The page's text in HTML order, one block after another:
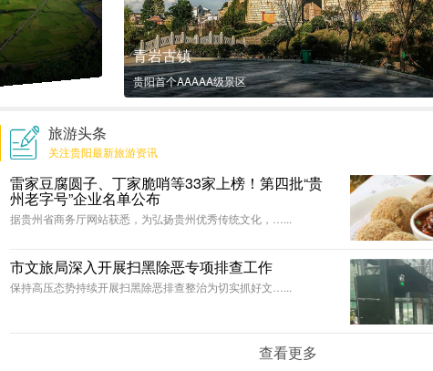
贵阳首个AAAAA级景区
青岩古镇
旅游头条
关注贵阳最新旅游资讯
雷家豆腐圆子、丁家脆哨等33家上榜！第四批“贵
州老字号”企业名单公布
据贵州省商务厅网站获悉，为弘扬贵州优秀传统文化，…...
市文旅局深入开展扫黑除恶专项排查工作
保持高压态势持续开展扫黑除恶排查整治为切实抓好文…...
查看更多